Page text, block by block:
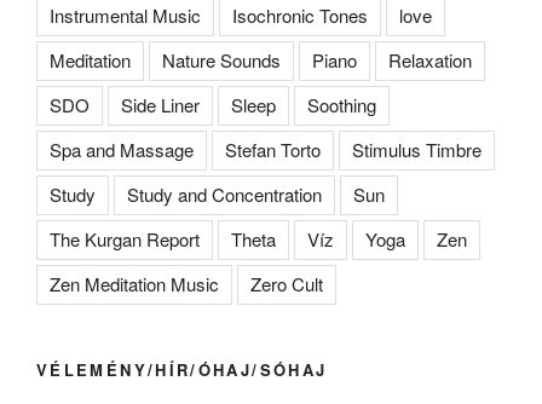
Instrumental Music Isochronic Tones
love
Meditation
Nature Sounds Piano
Relaxation
SDO
Side Liner Sleep
Soothing
Spa and Massage
Stefan Torto
Stimulus Timbre
Study
Study and Concentration
Sun
The Kurgan Report
Theta Víz Yoga
Zen
Zen Meditation Music
Zero Cult
VÉLEMÉNY/HÍR/ÓHAJ/SÓHAJ